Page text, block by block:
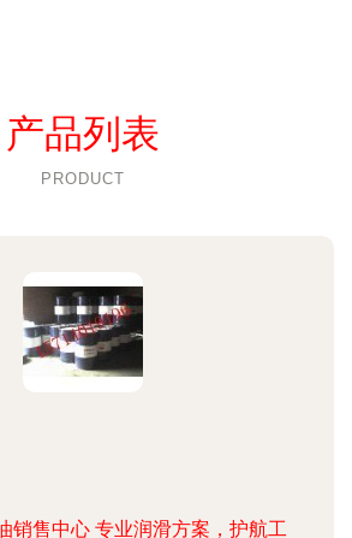
产品列表
PRODUCT
销售中心 专业润滑方案，护航工